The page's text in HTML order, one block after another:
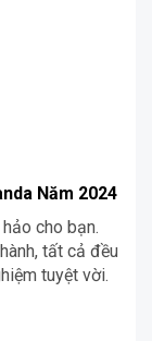
Năm 2024
cho bạn.
tất cả đều
tuyệt vời.